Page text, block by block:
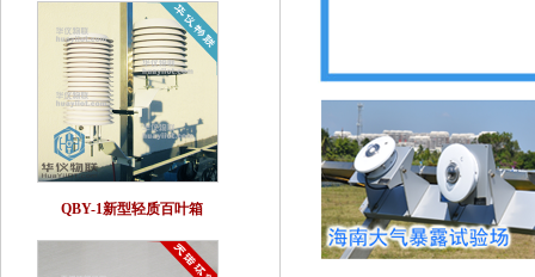
QBY-1新型轻质百叶箱